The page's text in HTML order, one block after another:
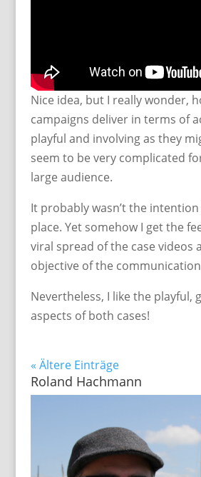
Nice idea, but I really wonder,
campaigns deliver in terms of
playful and involving as they
seem to be very complicated
large audience.
It probably wasn’t the
place. Yet somehow I get the
viral spread of the case videos
objective of the
Nevertheless, I like the playful,
aspects of both cases!
« Ältere Einträge
Roland Hachmann